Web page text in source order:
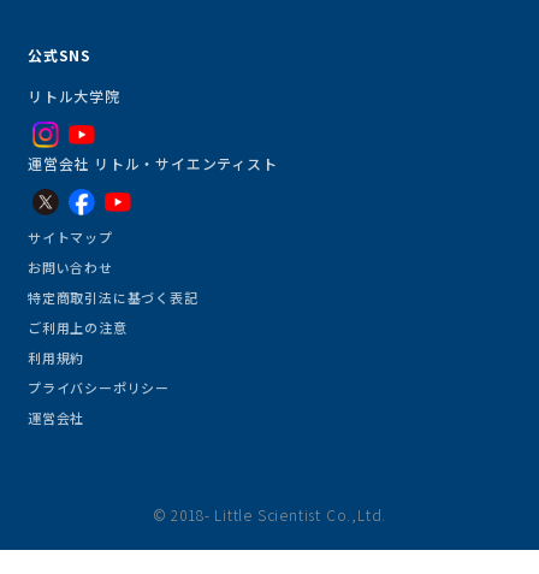
公式SNS
リトル大学院
運営会社 リトル・サイエンティスト
サイトマップ
お問い合わせ
特定商取引法に基づく表記
ご利用上の注意
利用規約
プライバシーポリシー
運営会社
© 2018- Little Scientist Co.,Ltd.